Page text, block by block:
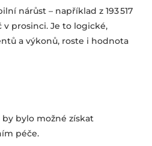
nárůst – například z 193 517
v prosinci. Je to logické,
a výkonů, roste i hodnota
bylo možné získat
péče.